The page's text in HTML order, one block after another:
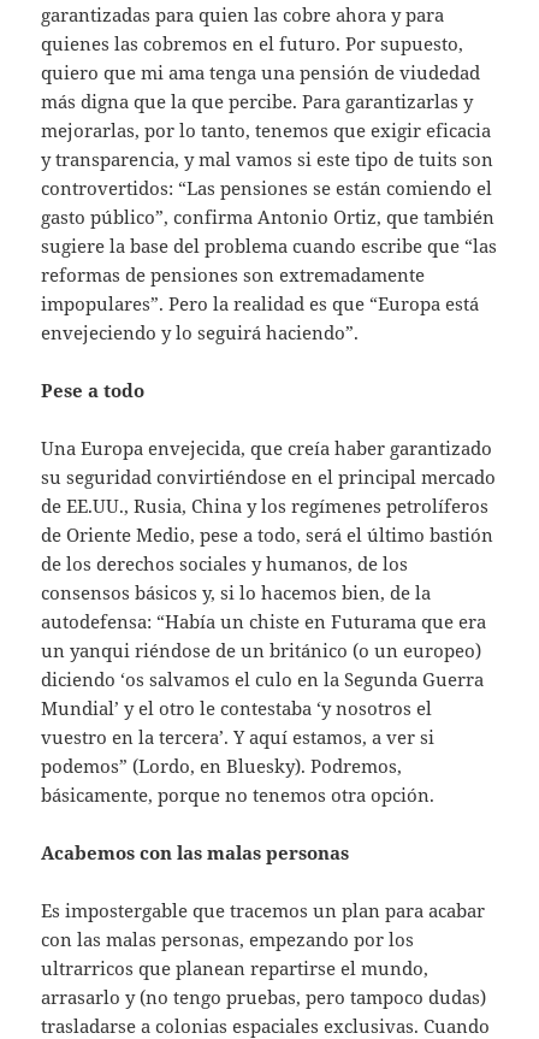
garantizadas para quien las cobre ahora y para
quienes las cobremos en el futuro. Por supuesto,
quiero que mi ama tenga una pensión de viudedad
más digna que la que percibe. Para garantizarlas y
mejorarlas, por lo tanto, tenemos que exigir eficacia
y transparencia, y mal vamos si este tipo de tuits son
controvertidos: “Las pensiones se están comiendo el
gasto público”, confirma Antonio Ortiz, que también
sugiere la base del problema cuando escribe que “las
reformas de pensiones son extremadamente
impopulares”. Pero la realidad es que “Europa está
envejeciendo y lo seguirá haciendo”.
Pese a todo
Una Europa envejecida, que creía haber garantizado
su seguridad convirtiéndose en el principal mercado
de EE.UU., Rusia, China y los regímenes petrolíferos
de Oriente Medio, pese a todo, será el último bastión
de los derechos sociales y humanos, de los
consensos básicos y, si lo hacemos bien, de la
autodefensa: “Había un chiste en Futurama que era
un yanqui riéndose de un británico (o un europeo)
diciendo ‘os salvamos el culo en la Segunda Guerra
Mundial’ y el otro le contestaba ‘y nosotros el
vuestro en la tercera’. Y aquí estamos, a ver si
podemos” (Lordo, en Bluesky). Podremos,
básicamente, porque no tenemos otra opción.
Acabemos con las malas personas
Es impostergable que tracemos un plan para acabar
con las malas personas, empezando por los
ultrarricos que planean repartirse el mundo,
arrasarlo y (no tengo pruebas, pero tampoco dudas)
trasladarse a colonias espaciales exclusivas. Cuando